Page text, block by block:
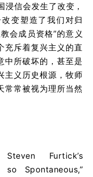
信会发生了改变，
变塑造了我们对归
会成员资格”的意义
充斥着复兴主义的直
中所破坏的，甚至是
主义历史根源，牧师
常常被视为理所当然
Furtick’s
so Spontaneous,”